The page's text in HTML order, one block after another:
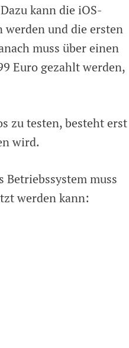
kann die iOS-
werden und die ersten
muss über einen
Euro gezahlt werden,
zu testen, besteht erst
wird.
Betriebssystem muss
werden kann: